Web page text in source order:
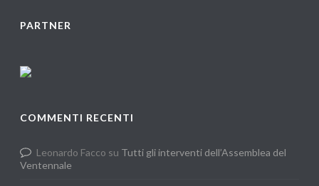
PARTNER
COMMENTI RECENTI
Leonardo Facco su Tutti gli interventi dell’Assemblea del
Ventennale